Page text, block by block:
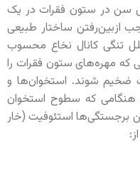
سن در ستون فقرات در یک
ازبین‌رفتن ساختار طبیعی
تنگی کانال نخاع محسوب
که مهره‌های ستون فقرات را
ضخیم شوند. استخوان‌ها و
که سطوح استخوان
برجستگی‌ها استئوفیت (خار